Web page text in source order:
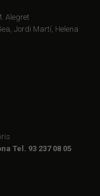
Alegret
Jordi Martí, Helena
Tel. 93 237 08 05